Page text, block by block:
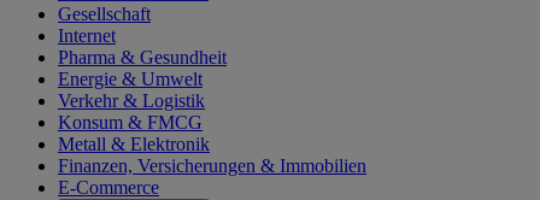
Gesellschaft
Internet
Pharma & Gesundheit
Energie & Umwelt
Verkehr & Logistik
Konsum & FMCG
Metall & Elektronik
Finanzen, Versicherungen & Immobilien
E-Commerce